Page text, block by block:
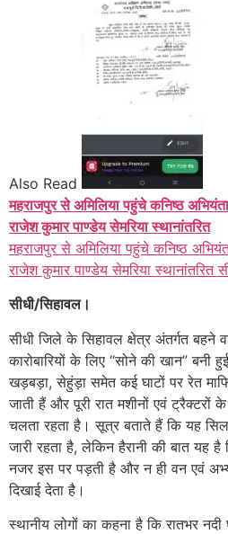
Also Read
महराजपुर से अमिलिया पहुंचे कनिष्ठ
राजेश कुमार पाण्डेय सेमरिया स्थानांतरित
महराजपुर से अमिलिया पहुंचे कनिष्ठ
राजेश कुमार पाण्डेय सेमरिया स्थानांतरित
सीधी/सिहावल।
सीधी जिले के सिहावल क्षेत्र अंतर्गत बहने
कारोबारियों के लिए “सोने की खान” बनी
खड़बड़ा, सेहुंड़ा समेत कई घाटों पर रेत
जाती हैं और पूरी रात मशीनों एवं
चलता रहता है। सूत्र बताते हैं कि यह
जारी रहता है, लेकिन हैरानी की बात यह
नजर इस पर पड़ती है और न ही वन एवं
दिखाई देता है।
स्थानीय लोगों का कहना है कि रातभर नदी